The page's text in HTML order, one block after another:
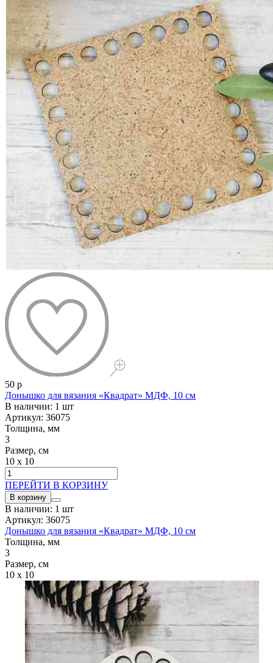
50 р
Донышко для вязания «Квадрат» МДФ, 10 см
В наличии: 1 шт
Артикул: 36075
Толщина, мм
3
Размер, см
10 x 10
ПЕРЕЙТИ В КОРЗИНУ
В корзину
В наличии: 1 шт
Артикул: 36075
Донышко для вязания «Квадрат» МДФ, 10 см
Толщина, мм
3
Размер, см
10 x 10